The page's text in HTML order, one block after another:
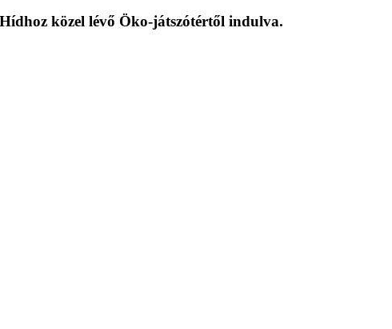
közel lévő Öko-játszótértől indulva.